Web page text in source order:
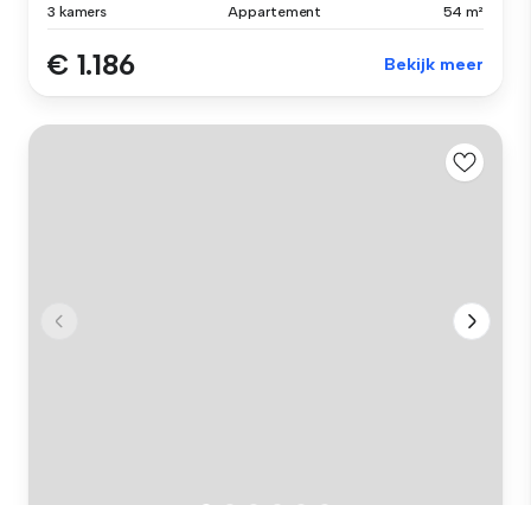
3 kamers Appartement 54 m²
€ 1.186 Bekijk meer